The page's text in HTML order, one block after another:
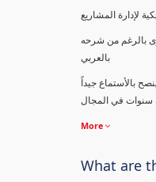
لإدارة المشاريع
بالرغم من شرحه
بالعربي
بالأستماع جيداً
في المجال
More
What are